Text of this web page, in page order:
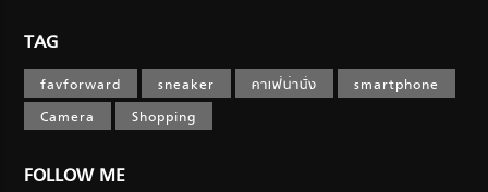
TAG
favforward sneaker คาเฟ่น่านั่ง
smartphone
Camera
Shopping
FOLLOW ME